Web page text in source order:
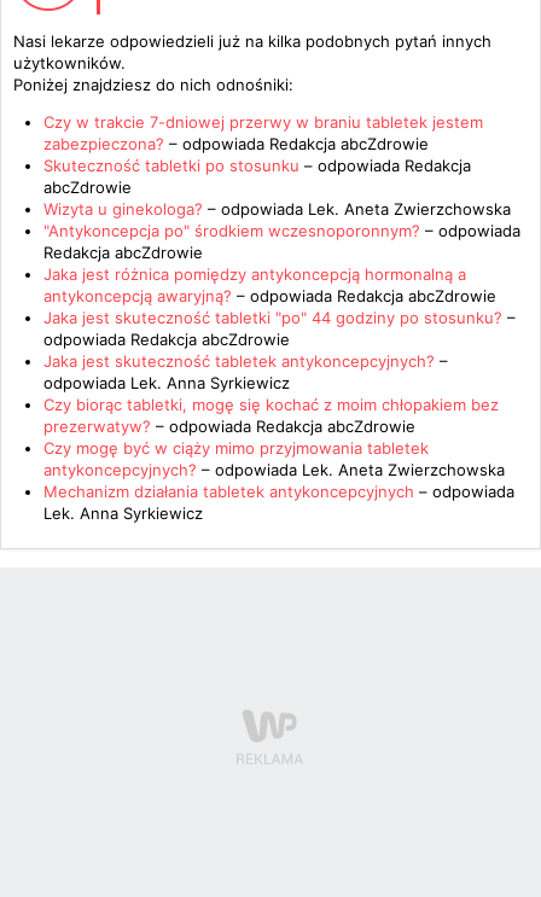
Nasi lekarze odpowiedzieli już na kilka podobnych pytań innych
użytkowników.
Poniżej znajdziesz do nich odnośniki:
Czy w trakcie 7-dniowej przerwy w braniu tabletek jestem
zabezpieczona? – odpowiada Redakcja abcZdrowie
Skuteczność tabletki po stosunku – odpowiada Redakcja
abcZdrowie
Wizyta u ginekologa? – odpowiada Lek. Aneta Zwierzchowska
"Antykoncepcja po" środkiem wczesnoporonnym? – odpowiada
Redakcja abcZdrowie
Jaka jest różnica pomiędzy antykoncepcją hormonalną a
antykoncepcją awaryjną? – odpowiada Redakcja abcZdrowie
Jaka jest skuteczność tabletki "po" 44 godziny po stosunku? –
odpowiada Redakcja abcZdrowie
Jaka jest skuteczność tabletek antykoncepcyjnych? –
odpowiada Lek. Anna Syrkiewicz
Czy biorąc tabletki, mogę się kochać z moim chłopakiem bez
prezerwatyw? – odpowiada Redakcja abcZdrowie
Czy mogę być w ciąży mimo przyjmowania tabletek
antykoncepcyjnych? – odpowiada Lek. Aneta Zwierzchowska
Mechanizm działania tabletek antykoncepcyjnych – odpowiada
Lek. Anna Syrkiewicz